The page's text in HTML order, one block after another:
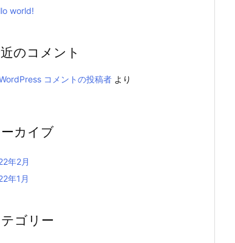
world!
のコメント
コメントの投稿者 より
カイブ
年2月
年1月
ゴリー